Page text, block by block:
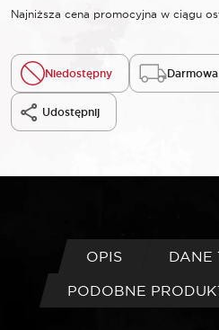
Najniższa cena promocyjna w ciągu
Niedostępny
Udostępnij
OPIS
DANE
PODOBNE